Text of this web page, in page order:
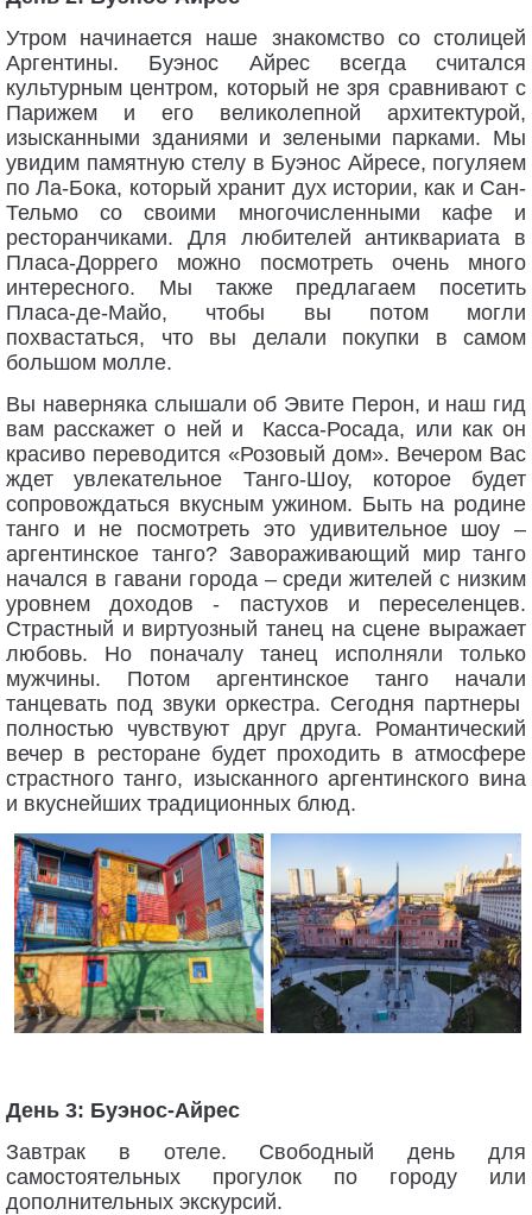
Утром начинается наше знакомство со столицей
Аргентины. Буэнос Айрес всегда считался
культурным центром, который не зря сравнивают с
Парижем и его великолепной архитектурой,
изысканными зданиями и зелеными парками. Мы
увидим памятную стелу в Буэнос Айресе, погуляем
по Ла-Бока, который хранит дух истории, как и Сан-
Тельмо со своими многочисленными кафе и
ресторанчиками. Для любителей антиквариата в
Пласа-Доррего можно посмотреть очень много
интересного. Мы также предлагаем посетить
Пласа-де-Майо, чтобы вы потом могли
похвастаться, что вы делали покупки в самом
большом молле.
Вы наверняка слышали об Эвите Перон, и наш гид
вам расскажет о ней и Касса-Росада, или как он
красиво переводится «Розовый дом». Вечером Вас
ждет увлекательное Танго-Шоу, которое будет
сопровождаться вкусным ужином. Быть на родине
танго и не посмотреть это удивительное шоу –
аргентинское танго? Завораживающий мир танго
начался в гавани города – среди жителей с низким
уровнем доходов - пастухов и переселенцев.
Страстный и виртуозный танец на сцене выражает
любовь. Но поначалу танец исполняли только
мужчины. Потом аргентинское танго начали
танцевать под звуки оркестра. Сегодня партнеры
полностью чувствуют друг друга. Романтический
вечер в ресторане будет проходить в атмосфере
страстного танго, изысканного аргентинского вина
и вкуснейших традиционных блюд.
День 3: Буэнос-Айрес
Завтрак в отеле. Свободный день для
самостоятельных прогулок по городу или
дополнительных экскурсий.